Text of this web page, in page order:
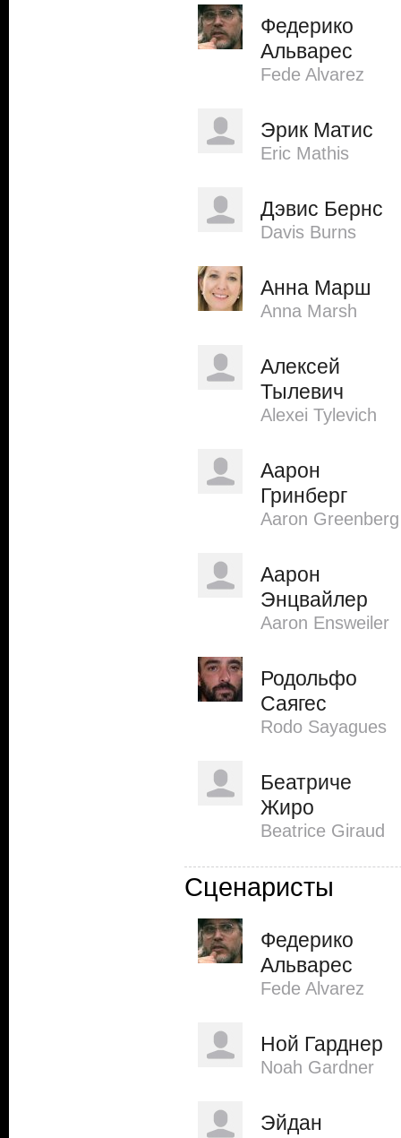
Федерико
Альварес
Fede Alvarez
Эрик Матис
Eric Mathis
Дэвис Бернс
Davis Burns
Анна Марш
Anna Marsh
Алексей
Тылевич
Alexei Tylevich
Аарон
Гринберг
Aaron Greenberg
Аарон
Энцвайлер
Aaron Ensweiler
Родольфо
Саягес
Rodo Sayagues
Беатриче
Жиро
Beatrice Giraud
Сценаристы
Федерико
Альварес
Fede Alvarez
Ной Гарднер
Noah Gardner
Эйдан